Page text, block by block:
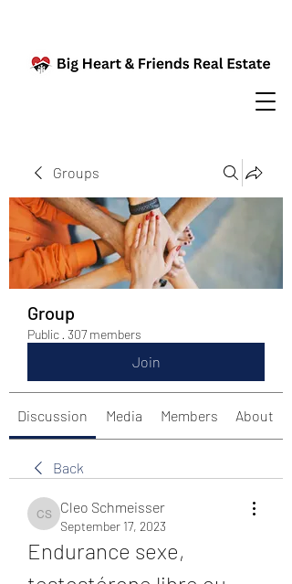
Groups
Group
Public · 307 members
Join
Discussion Media Members About
Back
Cleo Schmeisser
Cleo Schmeisser
September 17, 2023
Endurance sexe,